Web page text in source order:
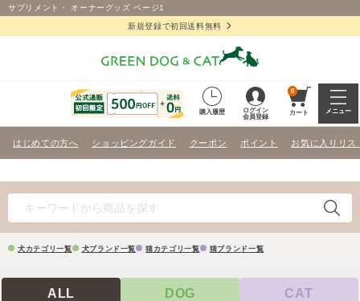
サプリメント・ オーナーグッズ ページ1
新規登録で初回送料無料
購入履歴
ログイン
会員登録
0
カート メニュー
はじめての方へ ショッピングガイド クーポン ポイント お気に入りリス
犬カテゴリ一覧 犬ブランド一覧 猫カテゴリ一覧 猫ブランド一覧
ALL DOG CAT